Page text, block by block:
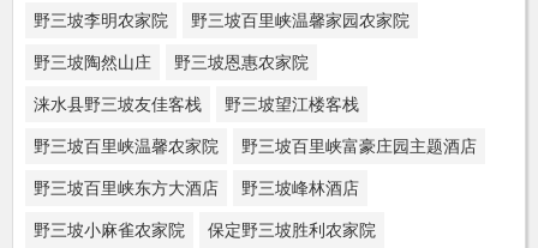
野三坡李明农家院 野三坡百里峡温馨家园农家院
野三坡陶然山庄 野三坡恩惠农家院
涞水县野三坡友佳客栈 野三坡望江楼客栈
野三坡百里峡温馨农家院 野三坡百里峡富豪庄园主题酒店
野三坡百里峡东方大酒店 野三坡峰林酒店
野三坡小麻雀农家院 保定野三坡胜利农家院